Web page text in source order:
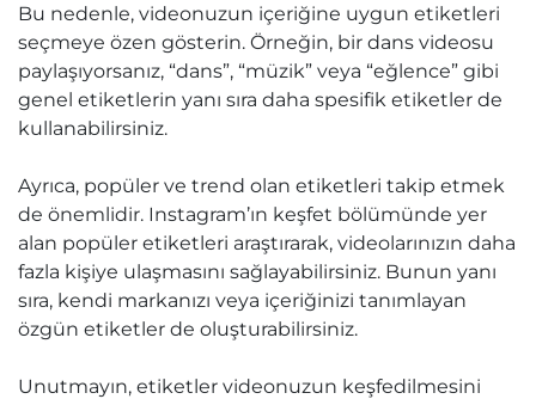
Bu nedenle, videonuzun içeriğine uygun etiketleri
seçmeye özen gösterin. Örneğin, bir dans videosu
paylaşıyorsanız, “dans”, “müzik” veya “eğlence” gibi
genel etiketlerin yanı sıra daha spesifik etiketler de
kullanabilirsiniz.
Ayrıca, popüler ve trend olan etiketleri takip etmek
de önemlidir. Instagram’ın keşfet bölümünde yer
alan popüler etiketleri araştırarak, videolarınızın daha
fazla kişiye ulaşmasını sağlayabilirsiniz. Bunun yanı
sıra, kendi markanızı veya içeriğinizi tanımlayan
özgün etiketler de oluşturabilirsiniz.
Unutmayın, etiketler videonuzun keşfedilmesini